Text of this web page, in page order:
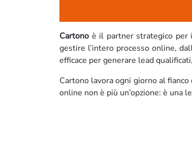
Cartono è il partner strategico per
gestire l’intero processo online,
efficace per generare lead
Cartono lavora ogni giorno al
online non è più un’opzione: è una